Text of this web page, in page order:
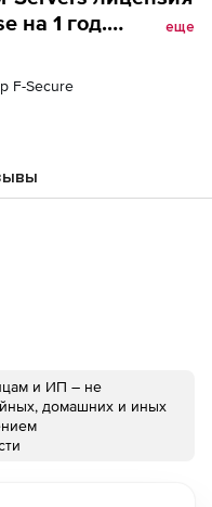
на 1 год.
еще
F-Secure
и ИП – не
домашних и иных